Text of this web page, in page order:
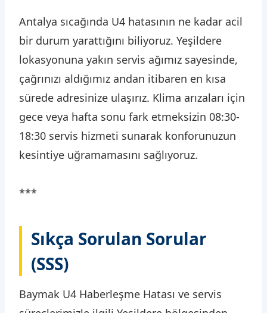
Antalya sıcağında U4 hatasının ne kadar acil
bir durum yarattığını biliyoruz. Yeşildere
lokasyonuna yakın servis ağımız sayesinde,
çağrınızı aldığımız andan itibaren en kısa
sürede adresinize ulaşırız. Klima arızaları için
gece veya hafta sonu fark etmeksizin 08:30-
18:30 servis hizmeti sunarak konforunuzun
kesintiye uğramamasını sağlıyoruz.
***
Sıkça Sorulan Sorular
(SSS)
Baymak U4 Haberleşme Hatası ve servis